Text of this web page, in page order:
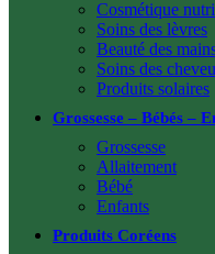
Cosmétique
Soins des lèvres
Beauté des
Soins des
Produits solaires
Grossesse – Bébés –
Grossesse
Allaitement
Bébé
Enfants
Produits Coréens